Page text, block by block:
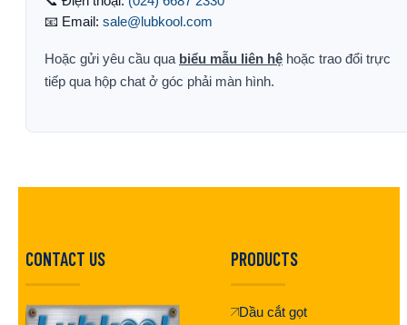
📧 Email: sale@lubkool.com
Hoặc gửi yêu cầu qua biểu mẫu liên hệ hoặc trao đổi trực
tiếp qua hộp chat ở góc phải màn hình.
CONTACT US PRODUCTS
Dầu cắt gọt